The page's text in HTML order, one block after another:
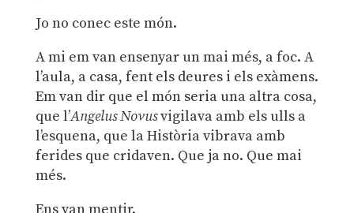
Jo no conec este món.
A mi em van ensenyar un mai més, a foc. A
l’aula, a casa, fent els deures i els exàmens.
Em van dir que el món seria una altra cosa,
que l’AngelusNovusvigilava amb els ulls a
l’esquena, que la Història vibrava amb
ferides que cridaven. Que ja no. Que mai
més.